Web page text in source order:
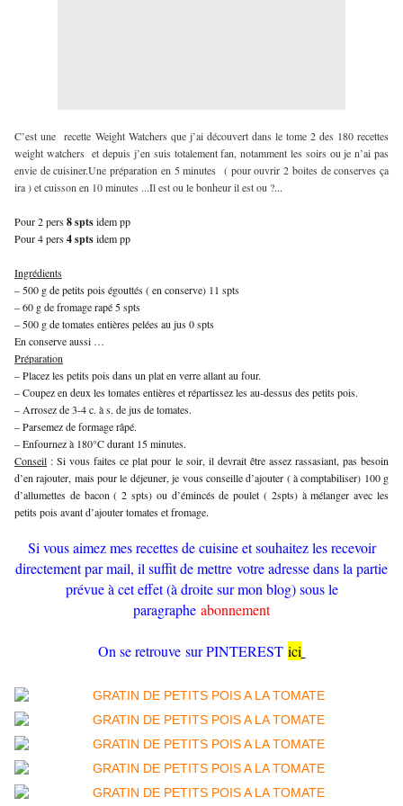
C’est une recette Weight Watchers que j’ai découvert dans le tome 2 des 180 recettes
weight watchers et depuis j’en suis totalement fan, notamment les soirs ou je n’ai pas
envie de cuisiner.Une préparation en 5 minutes ( pour ouvrir 2 boites de conserves ça
ira ) et cuisson en 10 minutes ...Il est ou le bonheur il est ou ?...
Pour 2 pers8 sptsidem pp
Pour 4 pers4 sptsidem pp
Ingrédients
– 500 g de petits pois égouttés ( en conserve) 11 spts
– 60 g de fromage rapé 5 spts
– 500 g de tomates entières pelées au jus 0 spts
En conserve aussi …
Préparation
– Placez les petits pois dans un plat en verre allant au four.
– Coupez en deux les tomates entières et répartissez les au-dessus des petits pois.
– Arrosez de 3-4 c. à s. de jus de tomates.
– Parsemez de formage râpé.
– Enfournez à 180°C durant 15 minutes.
Conseil : Si vous faites ce plat pour le soir, il devrait être assez rassasiant, pas besoin
d’en rajouter, mais pour le déjeuner, je vous conseille d’ajouter ( à comptabiliser) 100 g
d’allumettes de bacon ( 2 spts) ou d’émincés de poulet ( 2spts) à mélanger avec les
petits pois avant d’ajouter tomates et fromage.
Si vous aimez mes recettes de cuisine et souhaitez les recevoir
directement par mail, il suffit de mettre votre adresse dans la partie
prévue à cet effet (à droite sur mon blog) sous le
paragraphe abonnement
On se retrouve sur PINTEREST ici